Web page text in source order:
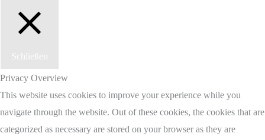
Schließen
Privacy Overview
This website uses cookies to improve your experience while you
navigate through the website. Out of these cookies, the cookies that are
categorized as necessary are stored on your browser as they are